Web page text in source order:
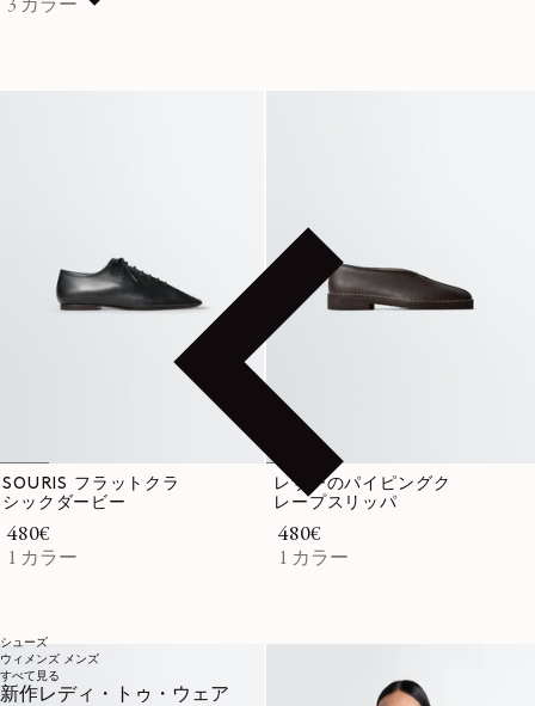
シューズ
ウィメンズ メンズ
すべて見る
新作レディ・トゥ・ウェア
3 カラー
SOURIS フラットクラ
シックダービー
通常価格
480€
1 カラー
レザーのパイピングク
レープスリッパ
通常価格
480€
1 カラー